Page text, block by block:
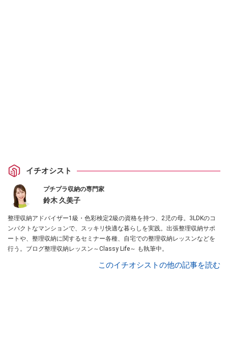
イチオシスト
プチプラ収納の専門家
鈴木 久美子
整理収納アドバイザー1級・色彩検定2級の資格を持つ、2児の母。3LDKのコ
ンパクトなマンションで、スッキリ快適な暮らしを実践。出張整理収納サポ
ートや、整理収納に関するセミナー各種、自宅での整理収納レッスンなどを
行う。ブログ整理収納レッスン～Classy Life～ も執筆中。
このイチオシストの他の記事を読む